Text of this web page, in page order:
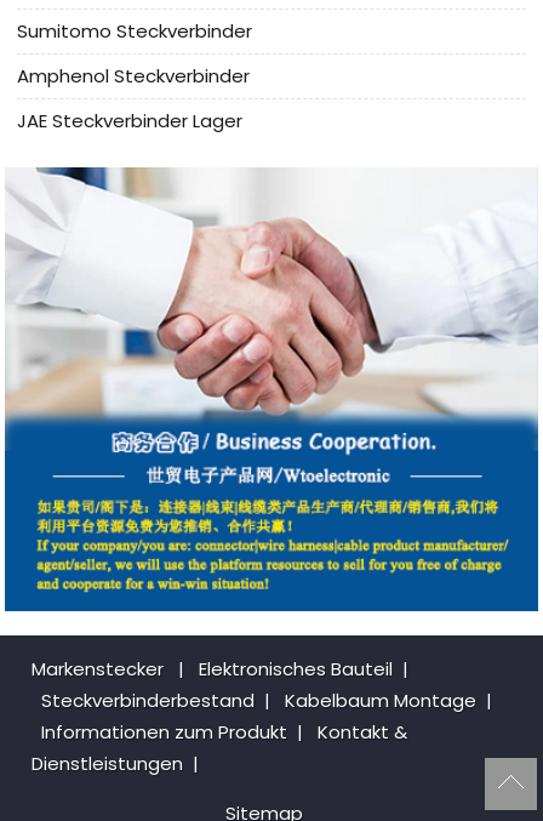
Sumitomo Steckverbinder
Amphenol Steckverbinder
JAE Steckverbinder Lager
Markenstecker | Elektronisches Bauteil |
Steckverbinderbestand | Kabelbaum Montage |
Informationen zum Produkt |
Kontakt &
Dienstleistungen |
Sitemap